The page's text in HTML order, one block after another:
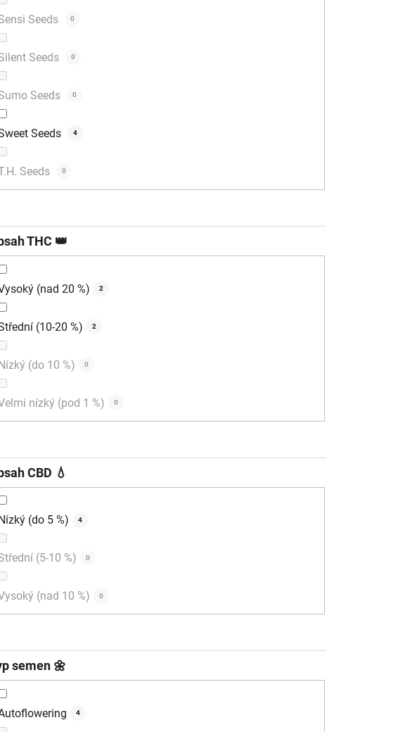
Seeds 0
Seeds 0
Seeds 0
Seeds 4
Seeds 0
THC 👑
(nad 20 %) 2
(10-20 %) 2
(do 10 %) 0
nízký (pod 1 %) 0
CBD 💧
(do 5 %) 4
(5-10 %) 0
(nad 10 %) 0
semen 🌼
4